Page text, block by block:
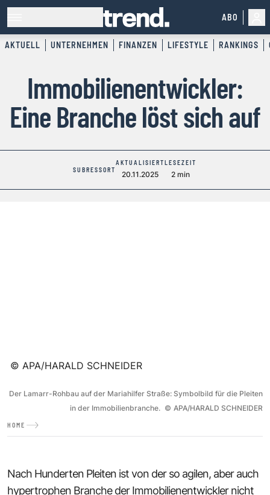
ABO
AKTUELL UNTERNEHMEN FINANZEN LIFESTYLE RANKINGS
Immobilienentwickler:
Eine Branche löst sich auf
SUBRESSORT
AKTUALISIERT
20.11.2025
LESEZEIT
2 min
© APA/HARALD SCHNEIDER
Der Lamarr-Rohbau auf der Mariahilfer Straße: Symbolbild für die Pleiten
in der Immobilienbranche. © APA/HARALD SCHNEIDER
HOME
Nach Hunderten Pleiten ist von der so agilen, aber auch
hypertrophen Branche der Immobilienentwickler nicht